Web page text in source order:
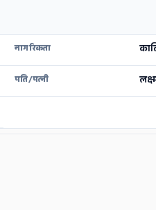
नागरिकता
पति/पत्नी